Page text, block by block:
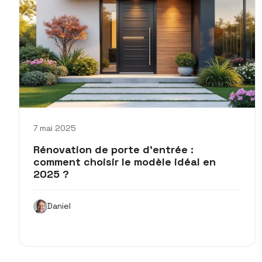
7 mai 2025
Rénovation de porte d’entrée :
comment choisir le modèle idéal en
2025 ?
Daniel